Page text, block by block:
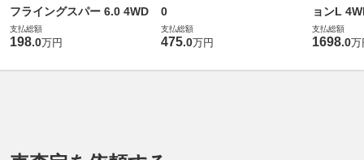
フライングスパー 6.0 4WD
支払総額
198.0万円
0
支払総額
475.0万円
ョンL
支払総額
1698.0万